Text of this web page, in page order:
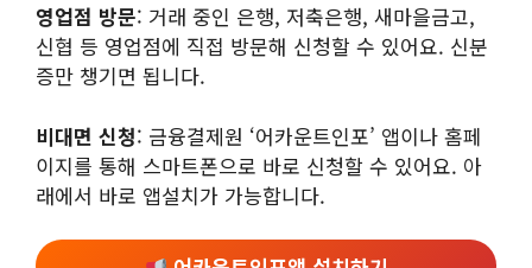
영업점 방문: 거래 중인 은행, 저축은행, 새마을금고,
신협 등 영업점에 직접 방문해 신청할 수 있어요. 신분
증만 챙기면 됩니다.
비대면 신청: 금융결제원 ‘어카운트인포’ 앱이나 홈페
이지를 통해 스마트폰으로 바로 신청할 수 있어요. 아
래에서 바로 앱설치가 가능합니다.